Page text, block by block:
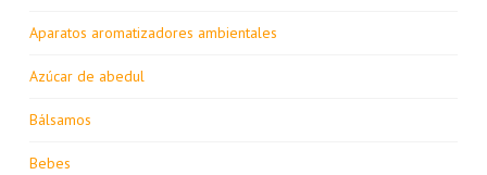
Aparatos aromatizadores ambientales
Azúcar de abedul
Bálsamos
Bebes